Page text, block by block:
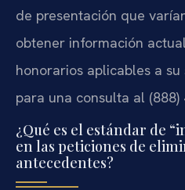
de presentación que
obtener información
honorarios aplicables a
para una consulta al (888)
¿Qué es el estándar de
en las peticiones de
antecedentes?